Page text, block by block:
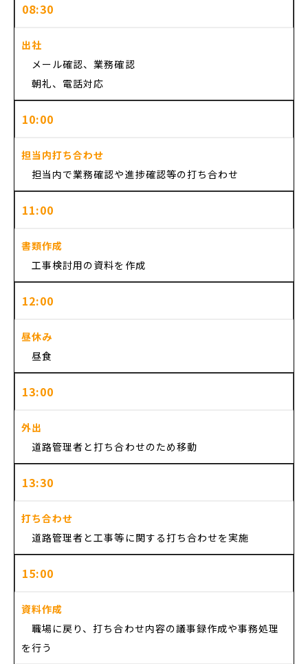
08:30
出社
メール確認、業務確認
朝礼、電話対応
10:00
担当内打ち合わせ
担当内で業務確認や進捗確認等の打ち合わせ
11:00
書類作成
工事検討用の資料を作成
12:00
昼休み
昼食
13:00
外出
道路管理者と打ち合わせのため移動
13:30
打ち合わせ
道路管理者と工事等に関する打ち合わせを実施
15:00
資料作成
職場に戻り、打ち合わせ内容の議事録作成や事務処理
を行う